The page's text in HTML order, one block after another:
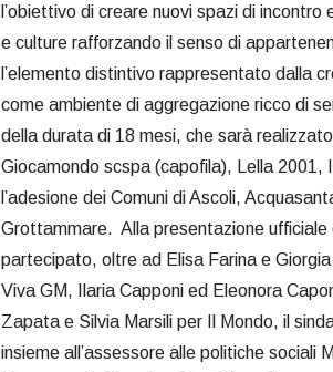
l’obiettivo di creare nuovi spazi di
e culture rafforzando il senso di
l’elemento distintivo rappresentato dalla
come ambiente di aggregazione ricco di
della durata di 18 mesi, che sarà
Giocamondo scspa (capofila), Lella 2001,
l’adesione dei Comuni di Ascoli,
Grottammare. Alla presentazione ufficiale
partecipato, oltre ad Elisa Farina e
Viva GM, Ilaria Capponi ed Eleonora
Zapata e Silvia Marsili per Il Mondo, il
insieme all’assessore alle politiche sociali